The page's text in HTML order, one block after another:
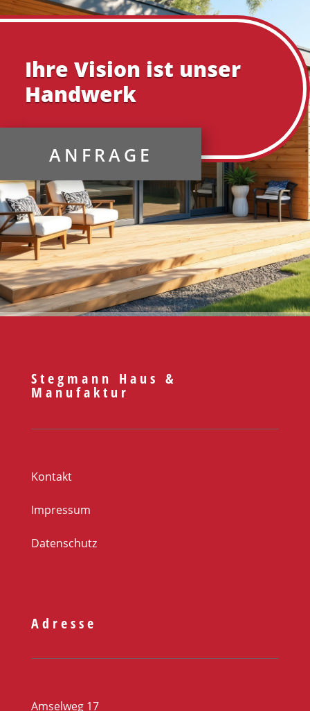
Ihre Vision ist unser
Handwerk
ANFRAGE
Stegmann Haus &
Manufaktur
Kontakt
Impressum
Datenschutz
Adresse
Amselweg 17